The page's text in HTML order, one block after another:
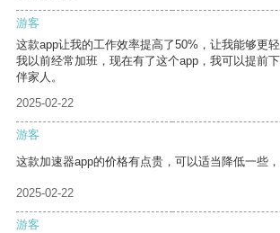
游客
这款app让我的工作效率提高了50%，让我能够更轻
我以前经常加班，现在有了这个app，我可以提前
伴家人。
2025-02-22
游客
这款加速器app的价格有点贵，可以适当降低一些，
2025-02-22
游客